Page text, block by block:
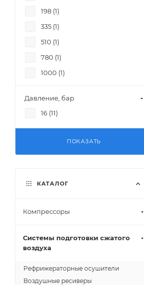
198 (1)
335 (1)
510 (1)
780 (1)
1000 (1)
1680 (
2760 (
Давление, бар
16 (11)
ПОКАЗАТЬ
КАТАЛОГ
Компрессоры
Системы подготовки сжатого
воздуха
Рефрижераторные осушители
Воздушные ресиверы